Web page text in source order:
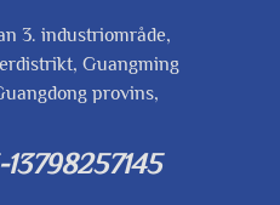
3. industriområde,
Guangming
provins,